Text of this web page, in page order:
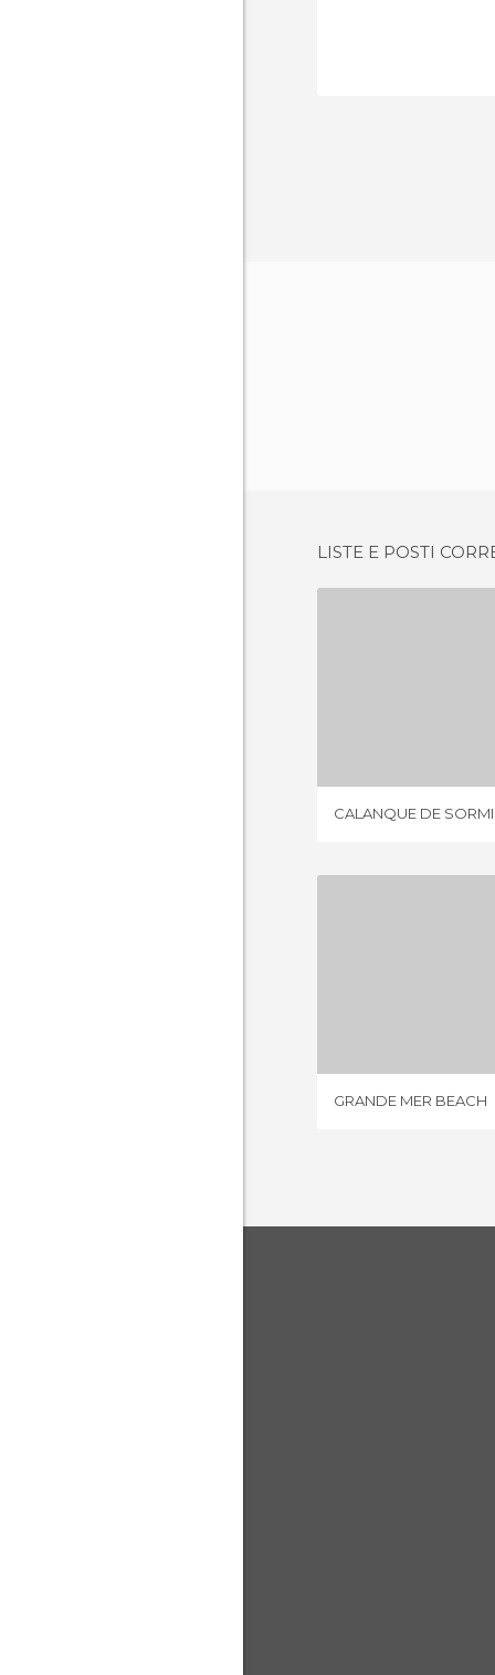
LISTE E POSTI
CALANQUE DE
GRANDE MER BEACH